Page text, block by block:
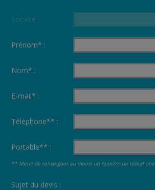
Société :
Prénom* :
Nom* :
E-mail* :
Téléphone** :
Portable** :
** Merci de renseigner au moins un numéro de téléphone
Sujet du devis :